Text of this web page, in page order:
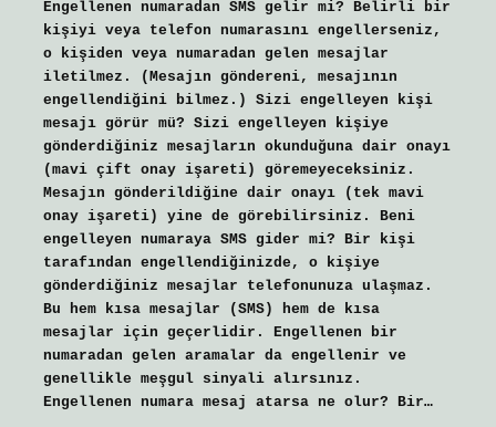
Engellenen numaradan SMS gelir mi? Belirli bir
kişiyi veya telefon numarasını engellerseniz,
o kişiden veya numaradan gelen mesajlar
iletilmez. (Mesajın göndereni, mesajının
engellendiğini bilmez.) Sizi engelleyen kişi
mesajı görür mü? Sizi engelleyen kişiye
gönderdiğiniz mesajların okunduğuna dair onayı
(mavi çift onay işareti) göremeyeceksiniz.
Mesajın gönderildiğine dair onayı (tek mavi
onay işareti) yine de görebilirsiniz. Beni
engelleyen numaraya SMS gider mi? Bir kişi
tarafından engellendiğinizde, o kişiye
gönderdiğiniz mesajlar telefonunuza ulaşmaz.
Bu hem kısa mesajlar (SMS) hem de kısa
mesajlar için geçerlidir. Engellenen bir
numaradan gelen aramalar da engellenir ve
genellikle meşgul sinyali alırsınız.
Engellenen numara mesaj atarsa ne olur? Bir…